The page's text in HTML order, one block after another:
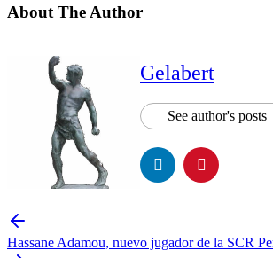
About The Author
Gelabert
See author's posts
Hassane Adamou, nuevo jugador de la SCR